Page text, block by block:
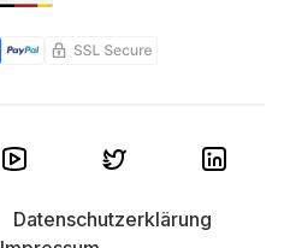
Datenschutzerklärung